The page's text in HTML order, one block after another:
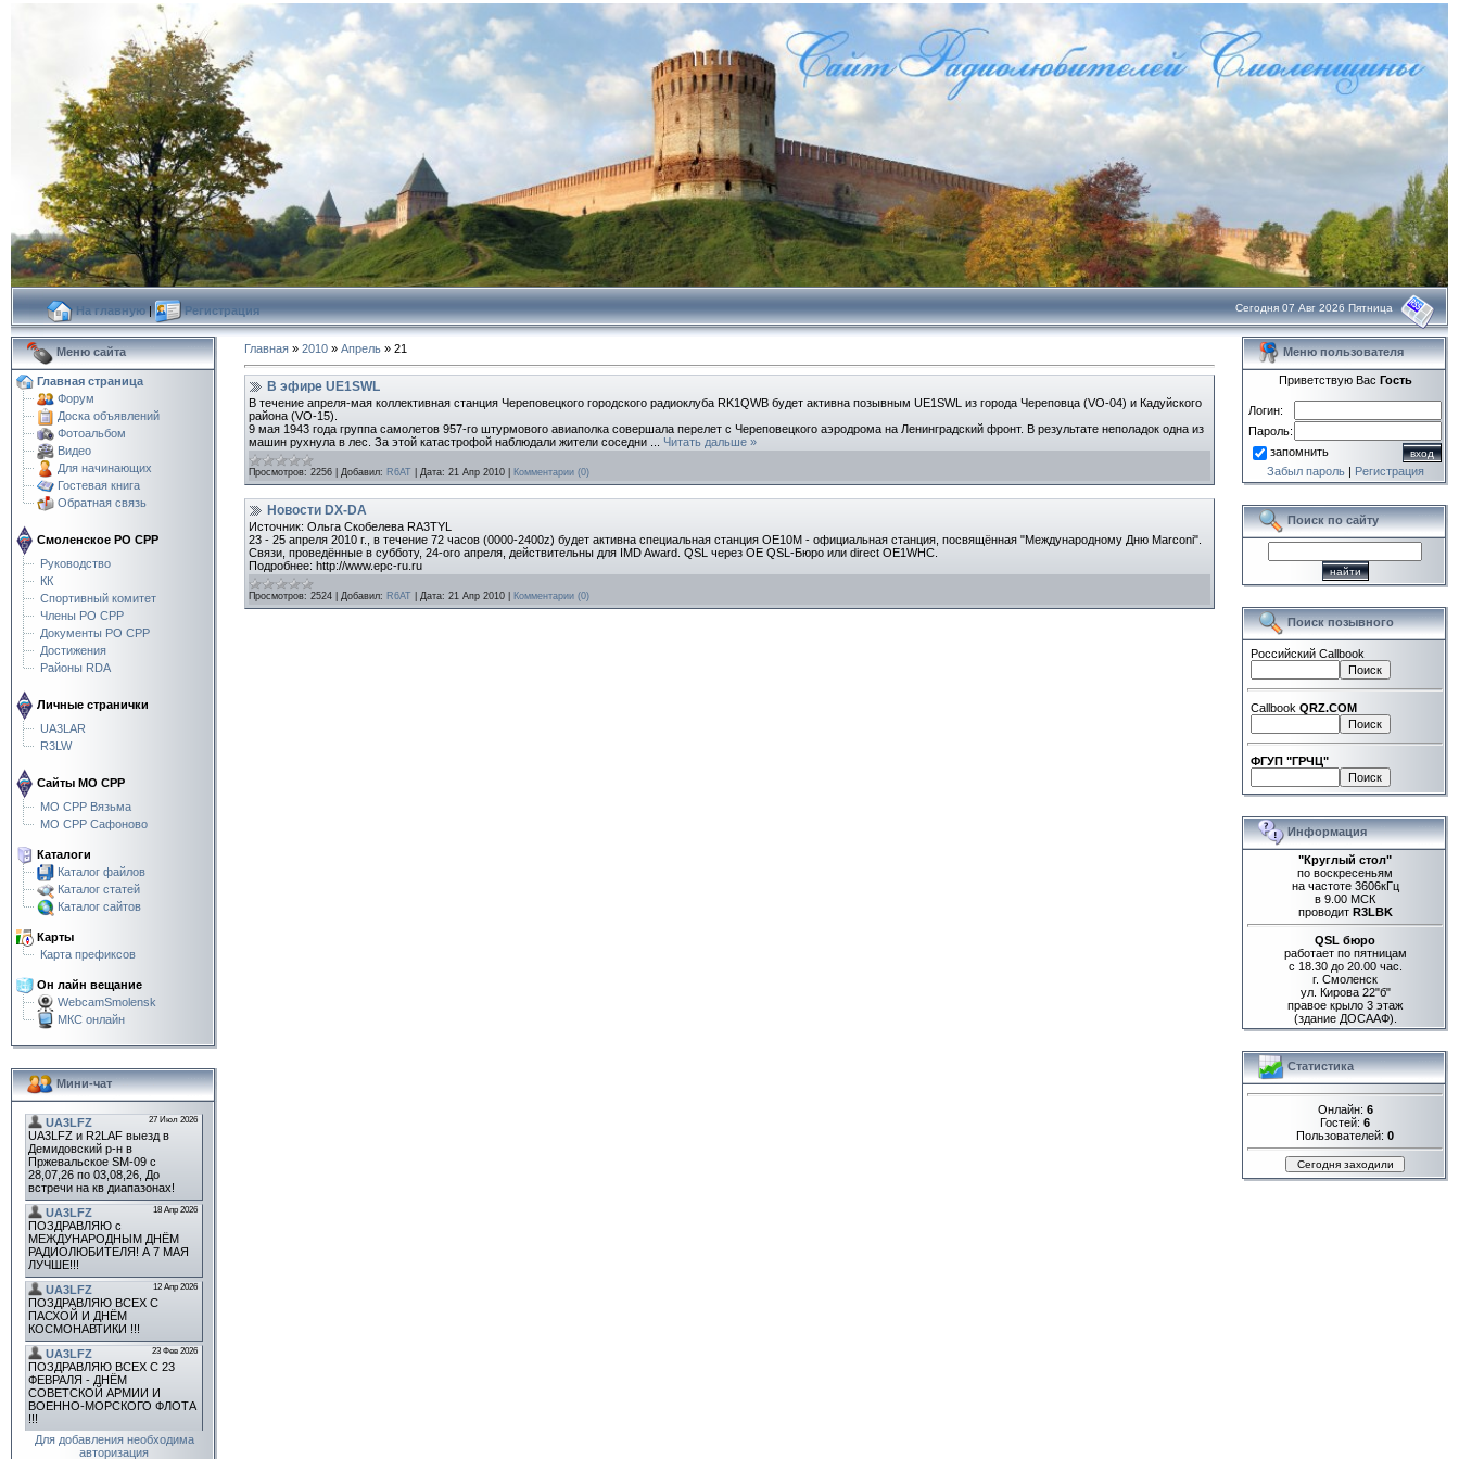
На главную| Регистрация Сегодня 07 Авг 2026 Пятница
Меню сайта
Главная страница
Форум
Доска объявлений
Фотоальбом
Видео
Для начинающих
Гостевая книга
Обратная связь
Смоленское РО СРР
Руководство
КК
Спортивный комитет
Члены РО СРР
Документы РО СРР
Достижения
Районы RDA
Личные странички
UA3LAR
R3LW
Сайты МО СРР
МО СРР Вязьма
МО СРР Сафоново
Каталоги
Каталог файлов
Каталог статей
Каталог сайтов
Карты
Карта префиксов
Он лайн вещание
WebcamSmolensk
МКС онлайн
Мини-чат
Для добавления необходима
авторизация
Главная » 2010 » Апрель » 21
В эфире UE1SWL
В течение апреля-мая коллективная станция Череповецкого городского радиоклуба RK1QWB будет активна позывным UE1SWL из города Череповца (VO-04) и Кадуйского
района (VO-15).
9 мая 1943 года группа самолетов 957-го штурмового авиаполка совершала перелет с Череповецкого аэродрома на Ленинградский фронт. В результате неполадок одна из
машин рухнула в лес. За этой катастрофой наблюдали жители соседни
Читать дальше »
Просмотров: 2256 Добавил: R6AT Дата: 21 Апр 2010 Комментарии (0)
Новости DX-DA
Источник: Ольга Скобелева RA3TYL
23 - 25 апреля 2010 г., в течение 72 часов (0000-2400z) будет активна специальная станция OE10M - официальная станция, посвящённая "Международному Дню Marconi".
Связи, проведённые в субботу, 24-ого апреля, действительны для IMD Award. QSL через OE QSL-Бюро или direct OE1WHC.
Подробнее: http://www.epc-ru.ru
Просмотров: 2524 Добавил: R6AT Дата: 21 Апр 2010 Комментарии (0)
Меню пользователя
Приветствую Вас Гость
Логин:
Пароль:
запомнить
Забыл пароль| Регистрация
Поиск по сайту
Поиск позывного
Российский Callbook
Callbook QRZ.COM
ФГУП "ГРЧЦ"
Информация
"Круглый стол"
по воскресеньям
на частоте 3606кГц
в 9.00 МСК
проводит R3LBK
QSL бюро
работает по пятницам
с 18.30 до 20.00 час.
г. Смоленск
ул. Кирова 22"б"
правое крыло 3 этаж
(здание ДОСААФ).
Статистика
Онлайн: 6
Гостей: 6
Пользователей: 0